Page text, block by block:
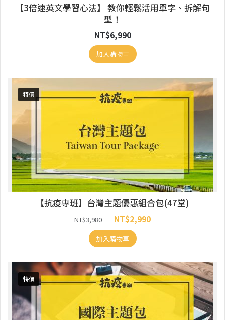
【3倍速英文學習心法】 教你輕鬆活用單字、拆解句
型！
NT$6,990
加入購物車
特價
【抗疫專班】台灣主題優惠組合包(47堂)
NT$3,980 NT$2,990
加入購物車
特價